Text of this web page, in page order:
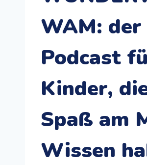
WAM:
Podcast
Kinder,
Spaß am
Wissen